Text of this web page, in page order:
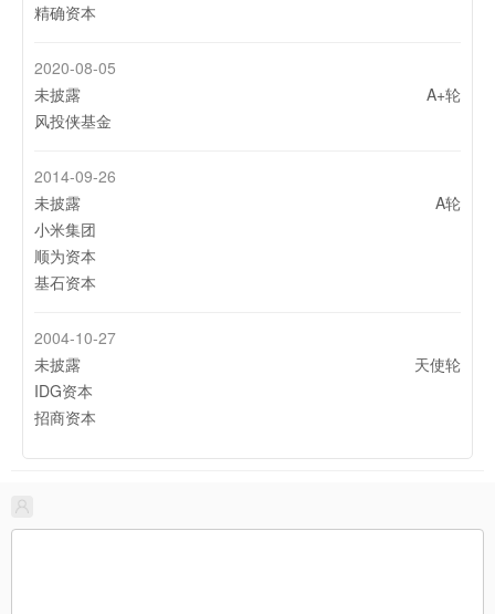
精确资本
2020-08-05
A+轮
未披露
风投侠基金
2014-09-26
A轮
未披露
小米集团
顺为资本
基石资本
2004-10-27
天使轮
未披露
IDG资本
招商资本